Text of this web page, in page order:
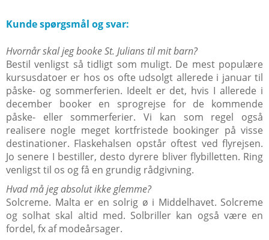
Kunde spørgsmål og svar:
Hvornår skal jeg booke St. Julians til mit barn?
Bestil venligst så tidligt som muligt. De mest populære
kursusdatoer er hos os ofte udsolgt allerede i januar til
påske- og sommerferien. Ideelt er det, hvis I allerede i
december booker en sprogrejse for de kommende
påske- eller sommerferier. Vi kan som regel også
realisere nogle meget kortfristede bookinger på visse
destinationer. Flaskehalsen opstår oftest ved flyrejsen.
Jo senere I bestiller, desto dyrere bliver flybilletten. Ring
venligst til os og få en grundig rådgivning.
Hvad må jeg absolut ikke glemme?
Solcreme. Malta er en solrig ø i Middelhavet. Solcreme
og solhat skal altid med. Solbriller kan også være en
fordel, fx af modeårsager.